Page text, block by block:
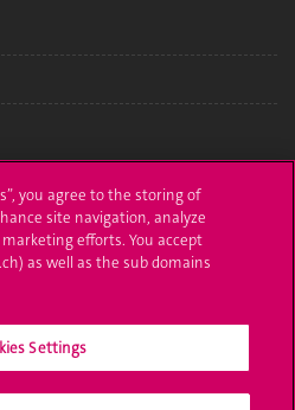
you agree to the storing of
site navigation, analyze
efforts. You accept
as well as the sub domains
Settings